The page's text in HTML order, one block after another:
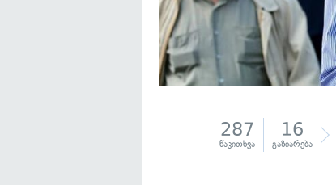
287
წაკითხვა
16
გაზიარება